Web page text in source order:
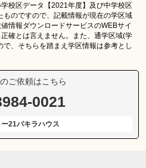
校区データ【2021年度】及び中学校区
のですので、記載情報が現在の学区域
情報ダウンロードサービスのWEBサイ
確とは言えません。また、通学区域(学
、そちらを踏まえ学区情報は参考とし
ご依頼はこちら
0021
21パキラハウス